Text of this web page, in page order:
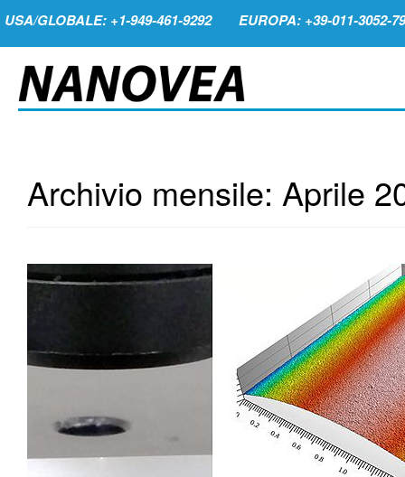
USA/GLOBALE: +1-949-461-9292 EUROPA: +39-011-3052-
Archivio mensile: Aprile